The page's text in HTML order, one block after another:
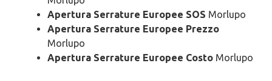
Apertura Serrature Europee SOS Morlupo
Apertura Serrature Europee Prezzo
Morlupo
Apertura Serrature Europee Costo Morlupo